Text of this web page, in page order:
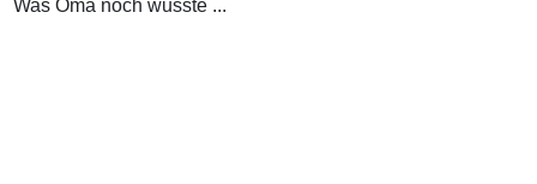
Was Oma noch wusste ...